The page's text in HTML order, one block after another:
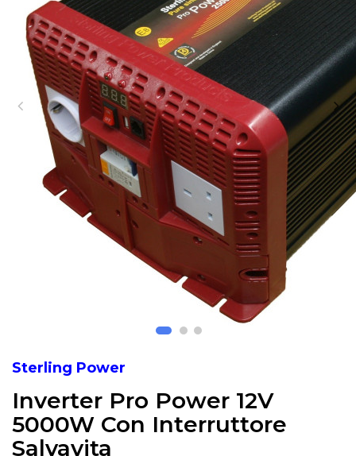
Sterling Power
Inverter Pro Power 12V
5000W Con Interruttore
Salvavita